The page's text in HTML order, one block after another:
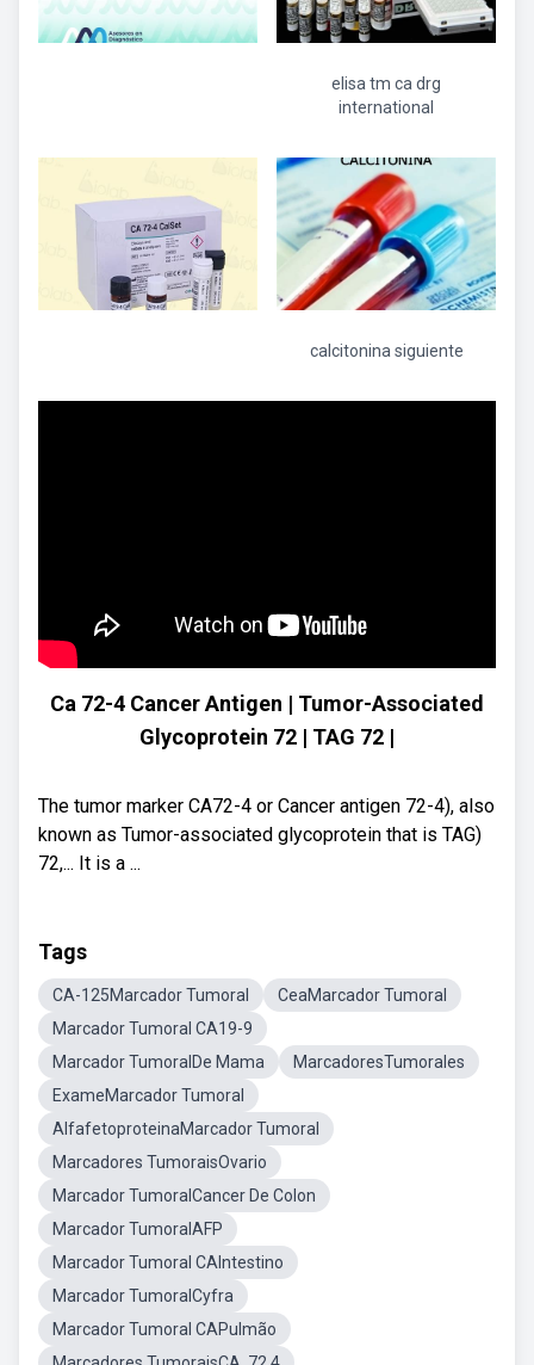
elisa tm ca drg
international
calcitonina siguiente
Ca 72-4 Cancer Antigen | Tumor-Associated
Glycoprotein 72 | TAG 72 |
The tumor marker CA72-4 or Cancer antigen 72-4), also
known as Tumor-associated glycoprotein that is TAG)
72,... It is a ...
Tags
CA-125Marcador Tumoral
CeaMarcador Tumoral
Marcador Tumoral CA19-9
Marcador TumoralDe Mama
MarcadoresTumorales
ExameMarcador Tumoral
AlfafetoproteinaMarcador Tumoral
Marcadores TumoraisOvario
Marcador TumoralCancer De Colon
Marcador TumoralAFP
Marcador Tumoral CAIntestino
Marcador TumoralCyfra
Marcador Tumoral CAPulmão